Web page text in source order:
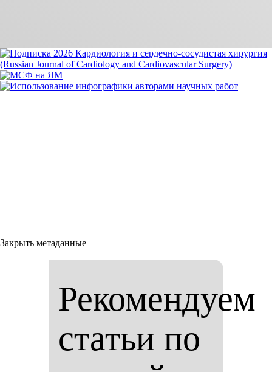
Закрыть метаданные
Рекомендуем
статьи по